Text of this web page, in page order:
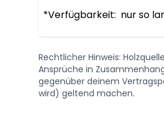
*Verfügbarkeit:  nur so
Rechtlicher Hinweis:
Ansprüche in
gegenüber deinem
wird) geltend machen.